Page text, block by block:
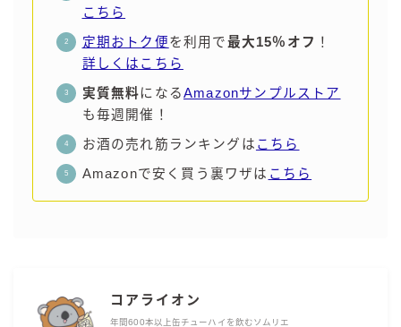
こちら
定期おトク便を利用で最大15％オフ ！
詳しくはこちら
実質無料になるAmazonサンプルストア
も毎週開催！
お酒の売れ筋ランキングは こちら
Amazonで安く買う裏ワザは こちら
コアライオン
年間600本以上缶チューハイを飲むソムリエ